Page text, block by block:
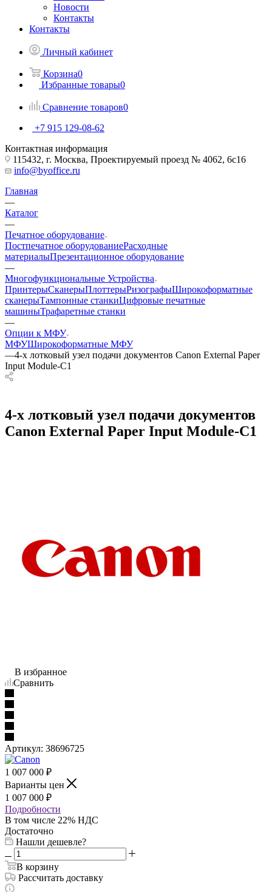
Новости
Контакты
Контакты
Личный кабинет
Корзина0
Избранные товары0
Сравнение товаров0
+7 915 129-08-62
Контактная информация
115432, г. Москва, Проектируемый проезд № 4062, 6с16
info@byoffice.ru
Главная
—
Каталог
—
Печатное оборудование
Постпечатное оборудованиеРасходные
материалыПрезентационное оборудование
—
Многофункциональные Устройства
ПринтерыСканерыПлоттерыРизографыШирокоформатные
сканерыТампонные станкиЦифровые печатные
машиныТрафаретные станки
—
Опции к МФУ
МФУШирокоформатные МФУ
—4-х лотковый узел подачи документов Canon External Paper
Input Module-C1
4-х лотковый узел подачи документов
Canon External Paper Input Module-C1
В избранное
Сравнить
Артикул: 38696725
1 007 000 ₽
Варианты цен
1 007 000 ₽
Подробности
В том числе 22% НДС
Достаточно
Нашли дешевле?
В корзину
Рассчитать доставку